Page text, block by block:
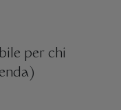
per chi